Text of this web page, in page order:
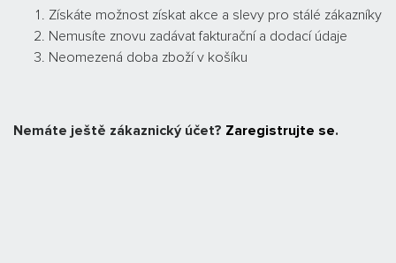
Získáte možnost získat akce a slevy pro stálé zákazníky
Nemusíte znovu zadávat fakturační a dodací údaje
Neomezená doba zboží v košíku
Nemáte ještě zákaznický účet? Zaregistrujte se.